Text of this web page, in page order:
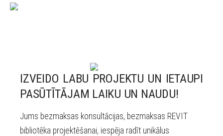
IZVEIDO LABU PROJEKTU UN IETAUPI
PASŪTĪTĀJAM LAIKU UN NAUDU!
Jums bezmaksas konsultācijas, bezmaksas REVIT
bibliotēka projektēšanai, iespēja radīt unikālus